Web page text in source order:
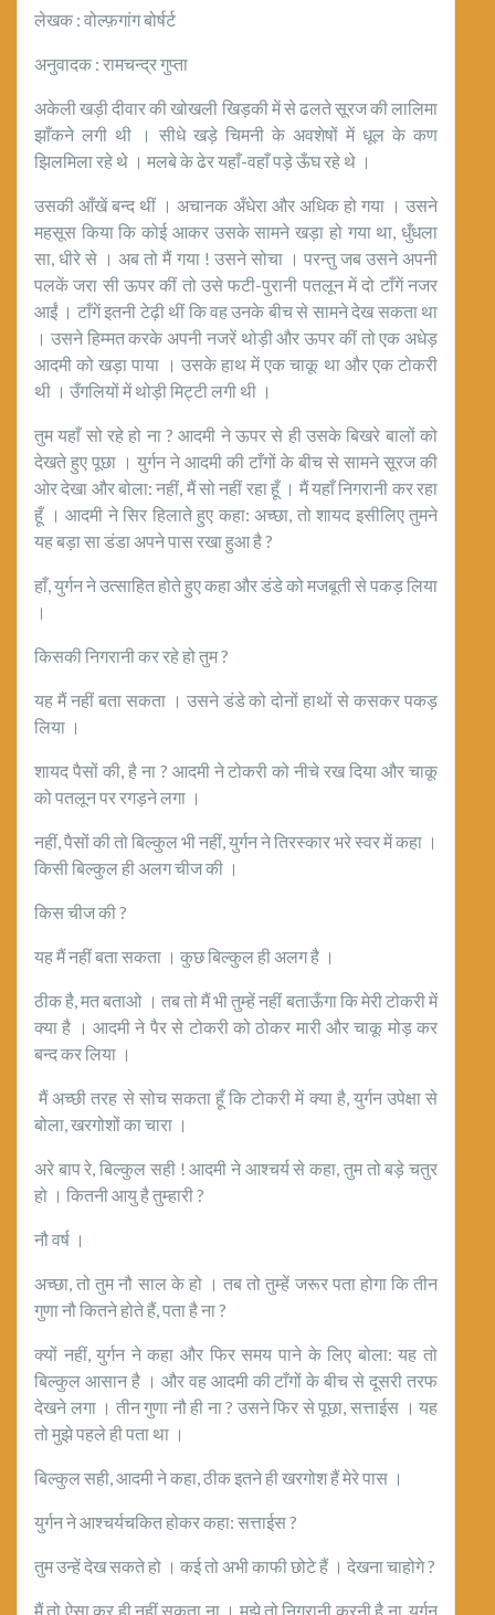
लेखक : वोल्फ़गांग बोर्षर्ट
अनुवादक : रामचन्द्र गुप्ता
अकेली खड़ी दीवार की खोखली खिड़की में से ढलते सूरज की लालिमा
झाँकने लगी थी । सीधे खड़े चिमनी के अवशेषों में धूल के कण
झिलमिला रहे थे । मलबे के ढेर यहाँ-वहाँ पड़े ऊँघ रहे थे ।
उसकी आँखें बन्द थीं । अचानक अँधेरा और अधिक हो गया । उसने
महसूस किया कि कोई आकर उसके सामने खड़ा हो गया था, धुँधला
सा, धीरे से । अब तो मैं गया ! उसने सोचा । परन्तु जब उसने अपनी
पलकें जरा सी ऊपर कीं तो उसे फटी-पुरानी पतलून में दो टाँगें नजर
आईं । टाँगें इतनी टेढ़ी थीं कि वह उनके बीच से सामने देख सकता था
। उसने हिम्मत करके अपनी नजरें थोड़ी और ऊपर कीं तो एक अधेड़
आदमी को खड़ा पाया । उसके हाथ में एक चाकू था और एक टोकरी
थी । उँगलियों में थोड़ी मिट्टी लगी थी ।
तुम यहाँ सो रहे हो ना ? आदमी ने ऊपर से ही उसके बिखरे बालों को
देखते हुए पूछा । युर्गन ने आदमी की टाँगों के बीच से सामने सूरज की
ओर देखा और बोला: नहीं, मैं सो नहीं रहा हूँ । मैं यहाँ निगरानी कर रहा
हूँ । आदमी ने सिर हिलाते हुए कहा: अच्छा, तो शायद इसीलिए तुमने
यह बड़ा सा डंडा अपने पास रखा हुआ है ?
हाँ, युर्गन ने उत्साहित होते हुए कहा और डंडे को मजबूती से पकड़ लिया
।
किसकी निगरानी कर रहे हो तुम ?
यह मैं नहीं बता सकता । उसने डंडे को दोनों हाथों से कसकर पकड़
लिया ।
शायद पैसों की, है ना ? आदमी ने टोकरी को नीचे रख दिया और चाकू
को पतलून पर रगड़ने लगा ।
नहीं, पैसों की तो बिल्कुल भी नहीं, युर्गन ने तिरस्कार भरे स्वर में कहा ।
किसी बिल्कुल ही अलग चीज की ।
किस चीज की ?
यह मैं नहीं बता सकता । कुछ बिल्कुल ही अलग है ।
ठीक है, मत बताओ । तब तो मैं भी तुम्हें नहीं बताऊँगा कि मेरी टोकरी में
क्या है । आदमी ने पैर से टोकरी को ठोकर मारी और चाकू मोड़ कर
बन्द कर लिया ।
मैं अच्छी तरह से सोच सकता हूँ कि टोकरी में क्या है, युर्गन उपेक्षा से
बोला, खरगोशों का चारा ।
अरे बाप रे, बिल्कुल सही ! आदमी ने आश्चर्य से कहा, तुम तो बड़े चतुर
हो । कितनी आयु है तुम्हारी ?
नौ वर्ष ।
अच्छा, तो तुम नौ साल के हो । तब तो तुम्हें जरूर पता होगा कि तीन
गुणा नौ कितने होते हैं, पता है ना ?
क्यों नहीं, युर्गन ने कहा और फिर समय पाने के लिए बोला: यह तो
बिल्कुल आसान है । और वह आदमी की टाँगों के बीच से दूसरी तरफ
देखने लगा । तीन गुणा नौ ही ना ? उसने फिर से पूछा, सत्ताईस । यह
तो मुझे पहले ही पता था ।
बिल्कुल सही, आदमी ने कहा, ठीक इतने ही खरगोश हैं मेरे पास ।
युर्गन ने आश्चर्यचकित होकर कहा: सत्ताईस ?
तुम उन्हें देख सकते हो । कई तो अभी काफी छोटे हैं । देखना चाहोगे ?
मैं तो ऐसा कर ही नहीं सकता ना । मुझे तो निगरानी करनी है ना, युर्गन